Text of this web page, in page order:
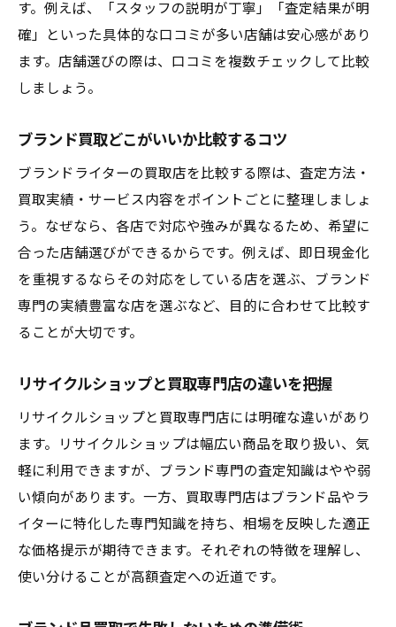
る方法
ブランドライターの買取時に必要な準備と
納得できる買取を実現するための方法
納得できるブランドライター買取の交渉術
ブランド買取どこがいいか迷った時の選び
方
口コミを活用した広島の買取店情報収集術
買取おすすめ店のサービス内容を徹底比較
信頼される買取選びに必要な視点を紹介
口コミやランキングを参考にした選び方
リサイクルショップと買取専門店の違いと
は
広島のブランド買取で安心できる店舗探し
す。例えば、「スタッフの説明が丁寧」「査定結果が明
確」といった具体的な口コミが多い店舗は安心感があり
ます。店舗選びの際は、口コミを複数チェックして比較
しましょう。
ブランド買取どこがいいか比較するコツ
ブランドライターの買取店を比較する際は、査定方法・
買取実績・サービス内容をポイントごとに整理しましょ
う。なぜなら、各店で対応や強みが異なるため、希望に
合った店舗選びができるからです。例えば、即日現金化
を重視するならその対応をしている店を選ぶ、ブランド
専門の実績豊富な店を選ぶなど、目的に合わせて比較す
ることが大切です。
リサイクルショップと買取専門店の違いを把握
リサイクルショップと買取専門店には明確な違いがあり
ます。リサイクルショップは幅広い商品を取り扱い、気
軽に利用できますが、ブランド専門の査定知識はやや弱
い傾向があります。一方、買取専門店はブランド品やラ
イターに特化した専門知識を持ち、相場を反映した適正
な価格提示が期待できます。それぞれの特徴を理解し、
使い分けることが高額査定への近道です。